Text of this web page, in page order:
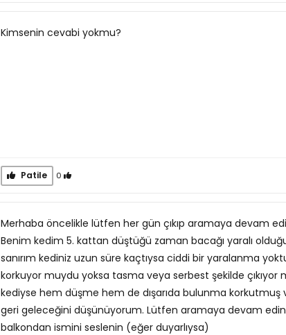
Kimsenin cevabi yokmu?
Patile 0
Merhaba öncelikle lütfen her gün çıkıp aramaya devam
Benim kedim 5. kattan düştüğü zaman bacağı yaralı
sanırım kediniz uzun süre kaçtıysa ciddi bir yaralanma
korkuyor muydu yoksa tasma veya serbest şekilde çıkıyor
kediyse hem düşme hem de dışarıda bulunma korkutmuş
geri geleceğini düşünüyorum. Lütfen aramaya devam edin
balkondan ismini seslenin (eğer duyarlıysa)